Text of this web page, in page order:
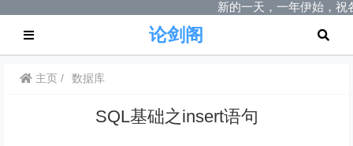
新的一天，一年伊始，祝
论剑阁
主页 数据库
SQL基础之insert语句